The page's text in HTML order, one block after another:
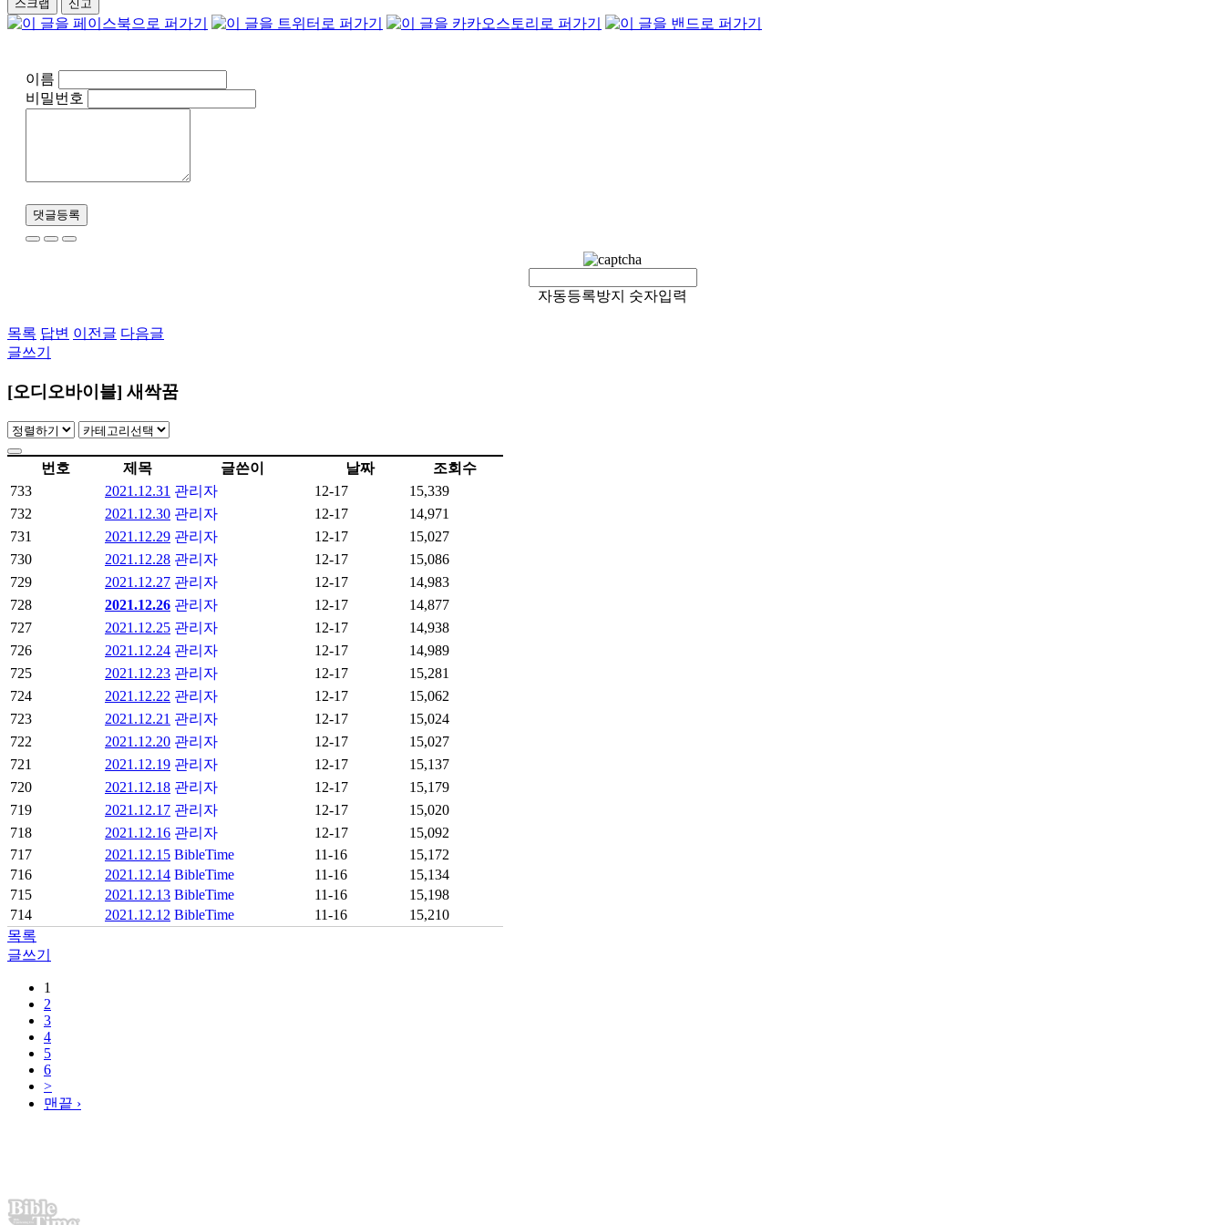
스크랩 신고
이름
비밀번호
댓글등록
자동등록방지 숫자입력
목록 답변 이전글 다음글
글쓰기
[오디오바이블] 새싹꿈
번호 제목 글쓴이 날짜
조회수
733
2021.12.31 관리자 12-17
15,339
732
2021.12.30 관리자 12-17
14,971
731
2021.12.29 관리자 12-17
15,027
730
2021.12.28 관리자 12-17
15,086
729
2021.12.27 관리자 12-17
14,983
728
2021.12.26 관리자 12-17
14,877
727
2021.12.25 관리자 12-17
14,938
726
2021.12.24 관리자 12-17
14,989
725
2021.12.23 관리자 12-17
15,281
724
2021.12.22 관리자 12-17
15,062
723
2021.12.21 관리자 12-17
15,024
722
2021.12.20 관리자 12-17
15,027
721
2021.12.19 관리자 12-17
15,137
720
2021.12.18 관리자 12-17
15,179
719
2021.12.17 관리자 12-17
15,020
718
2021.12.16 관리자 12-17
15,092
717
2021.12.15 BibleTime 11-16
15,172
716
2021.12.14 BibleTime 11-16
15,134
715
2021.12.13 BibleTime 11-16
15,198
714
2021.12.12 BibleTime 11-16
15,210
목록
글쓰기
1
2
3
4
5
6
>
맨끝 ›